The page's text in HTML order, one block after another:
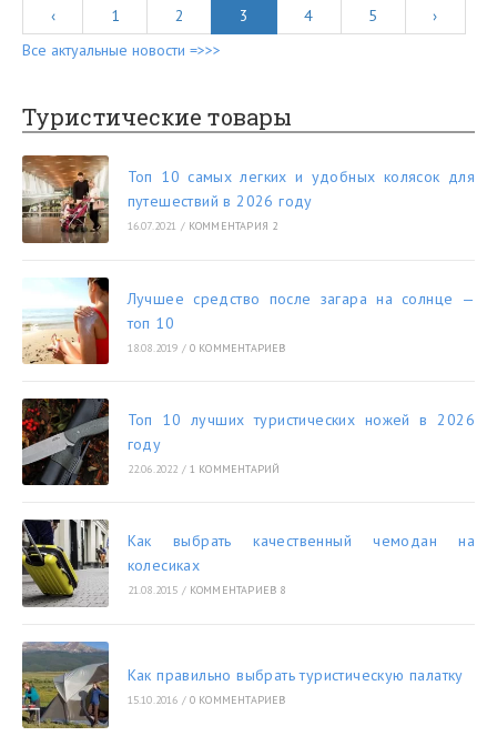
‹ 1 2 3 4 5
›
Все актуальные новости =>>>
Туристические товары
Топ 10 самых легких и удобных колясок для
путешествий в 2026 году
16.07.2021 / КОММЕНТАРИЯ 2
Лучшее средство после загара на солнце —
топ 10
18.08.2019 / 0 КОММЕНТАРИЕВ
Топ 10 лучших туристических ножей в 2026
году
22.06.2022 / 1 КОММЕНТАРИЙ
Как выбрать качественный чемодан на
колесиках
21.08.2015 / КОММЕНТАРИЕВ 8
Как правильно выбрать туристическую палатку
15.10.2016 / 0 КОММЕНТАРИЕВ